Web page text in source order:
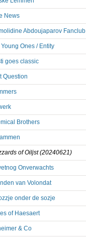
News
Abdoujaparov Fanclub
Ones / Entity
goes classic
Question
Brothers
of Oiljst (20240621)
Onverwachts
van Volondat
onder de sozje
of Haesaert
& Co